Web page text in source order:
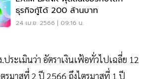
ธุรกิจกู้ได้ 200 ล้านบาท
24 เม.ย. 2566 | 09:16 น.
.ประเมินว่า อัตราเงินเฟ้อทั่วไปเฉลี่ย 12
รมาสที่ 2 ปี 2566 ถึงไตรมาสที่ 1 ปี